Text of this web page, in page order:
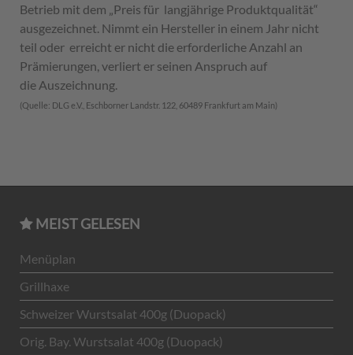
Betrieb mit dem „Preis für langjährige Produktqualität“
ausgezeichnet. Nimmt ein Hersteller in einem Jahr nicht
teil oder erreicht er nicht die erforderliche Anzahl an
Prämierungen, verliert er seinen Anspruch auf
die Auszeichnung.
(Quelle: DLG e.V., Eschborner Landstr. 122, 60489 Frankfurt am Main)
MEIST GELESEN
Menüplan
Grillhaxe
Schweizer Wurstsalat 400g (Duopack)
Orig. Bay. Wurstsalat 400g (Duopack)